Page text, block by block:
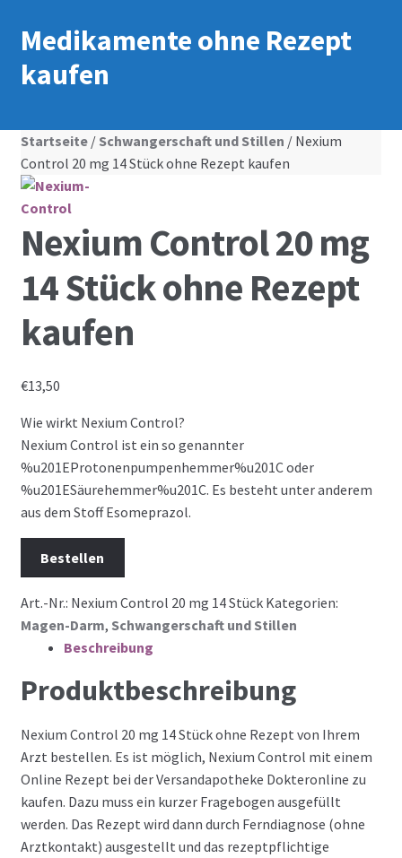
Medikamente ohne Rezept
kaufen
Startseite/ Schwangerschaft und Stillen / Nexium
Control 20 mg 14 Stück ohne Rezept kaufen
Nexium Control 20 mg
14 Stück ohne Rezept
kaufen
€13,50
Wie wirkt Nexium Control?
Nexium Control ist ein so genannter
%u201EProtonenpumpenhemmer%u201C oder
%u201ESäurehemmer%u201C. Es besteht unter anderem
aus dem Stoff Esomeprazol.
Bestellen
Art.-Nr.: Nexium Control 20 mg 14 Stück Kategorien:
Magen-Darm, Schwangerschaft und Stillen
Beschreibung
Produktbeschreibung
Nexium Control 20 mg 14 Stück ohne Rezept von Ihrem
Arzt bestellen. Es ist möglich, Nexium Control mit einem
Online Rezept bei der Versandapotheke Dokteronline zu
kaufen. Dazu muss ein kurzer Fragebogen ausgefüllt
werden. Das Rezept wird dann durch Ferndiagnose (ohne
Arztkontakt) ausgestellt und das rezeptpflichtige